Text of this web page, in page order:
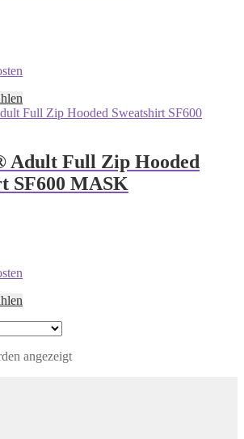
Produkt
Varianten
auf.
Die
Adult Full Zip Hooded
SF600 MASK
Varianten
angezeigt